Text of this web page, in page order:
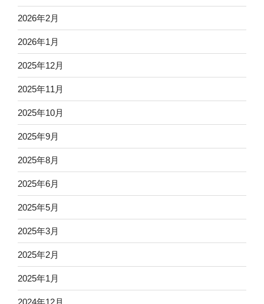
2026年2月
2026年1月
2025年12月
2025年11月
2025年10月
2025年9月
2025年8月
2025年6月
2025年5月
2025年3月
2025年2月
2025年1月
2024年12月